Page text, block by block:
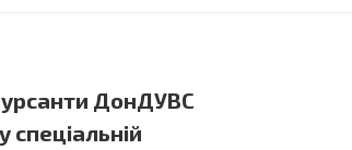
ДонДУВС
спеціальній